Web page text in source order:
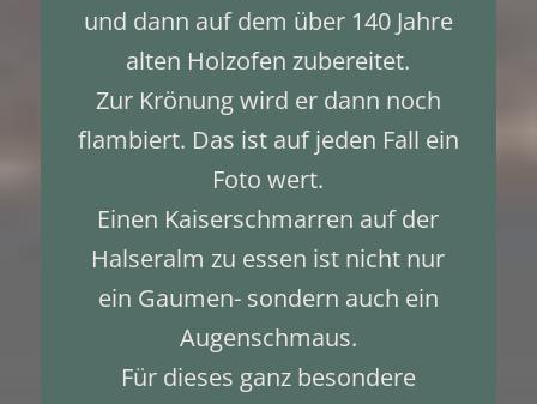
und dann auf dem über 140 Jahre
alten Holzofen zubereitet.
Zur Krönung wird er dann noch
flambiert. Das ist auf jeden Fall ein
Foto wert.
Einen Kaiserschmarren auf der
Halseralm zu essen ist nicht nur
ein Gaumen- sondern auch ein
Augenschmaus.
Für dieses ganz besondere